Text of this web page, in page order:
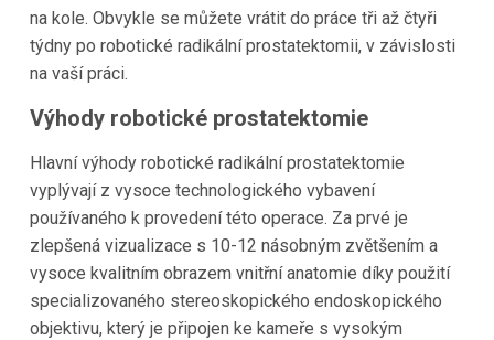
na kole. Obvykle se můžete vrátit do práce tři až čtyři
týdny po robotické radikální prostatektomii, v závislosti
na vaší práci.
Výhody robotické prostatektomie
Hlavní výhody robotické radikální prostatektomie
vyplývají z vysoce technologického vybavení
používaného k provedení této operace. Za prvé je
zlepšená vizualizace s 10-12 násobným zvětšením a
vysoce kvalitním obrazem vnitřní anatomie díky použití
specializovaného stereoskopického endoskopického
objektivu, který je připojen ke kameře s vysokým